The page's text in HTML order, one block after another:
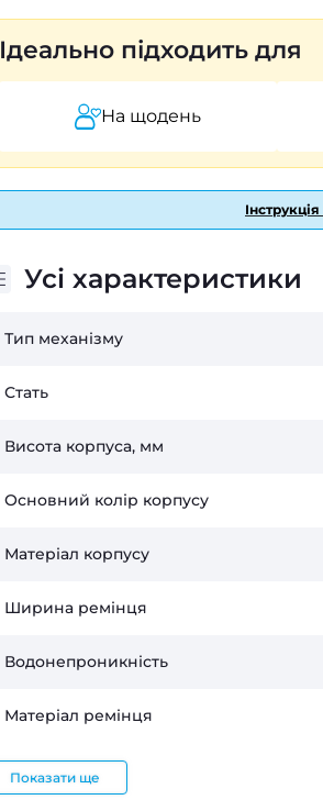
Ідеально підходить для
На щодень
Усі характеристики
Тип механізму
Стать
Висота корпуса, мм
Основний колір корпусу
Матеріал корпусу
Ширина ремінця
Водонепроникність
Матеріал ремінця
Показати ще